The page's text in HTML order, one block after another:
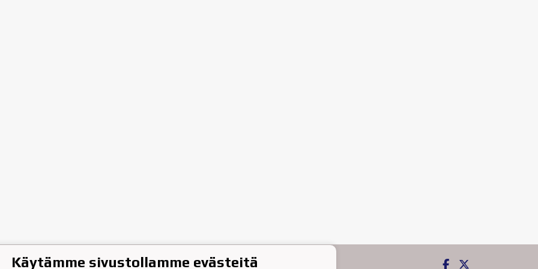
Käytämme sivustollamme evästeitä